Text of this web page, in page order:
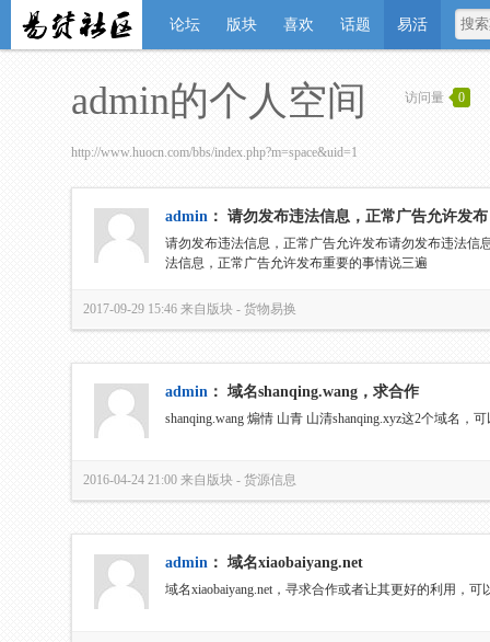
论坛 版块 喜欢 话题 易活
admin的个人空间 访问量 0
http://www.huocn.com/bbs/index.php?m=space&uid=1
admin ： 请勿发布违法信息，正常广告允许发布
请勿发布违法信息，正常广告允许发布请勿发布违法信
法信息，正常广告允许发布重要的事情说三遍
2017-09-29 15:46 来自版块 - 货物易换
admin ： 域名shanqing.wang，求合作
shanqing.wang 煽情 山青 山清shanqing.xyz这2个域名，
2016-04-24 21:00 来自版块 - 货源信息
admin ： 域名xiaobaiyang.net
域名xiaobaiyang.net，寻求合作或者让其更好的利用，可